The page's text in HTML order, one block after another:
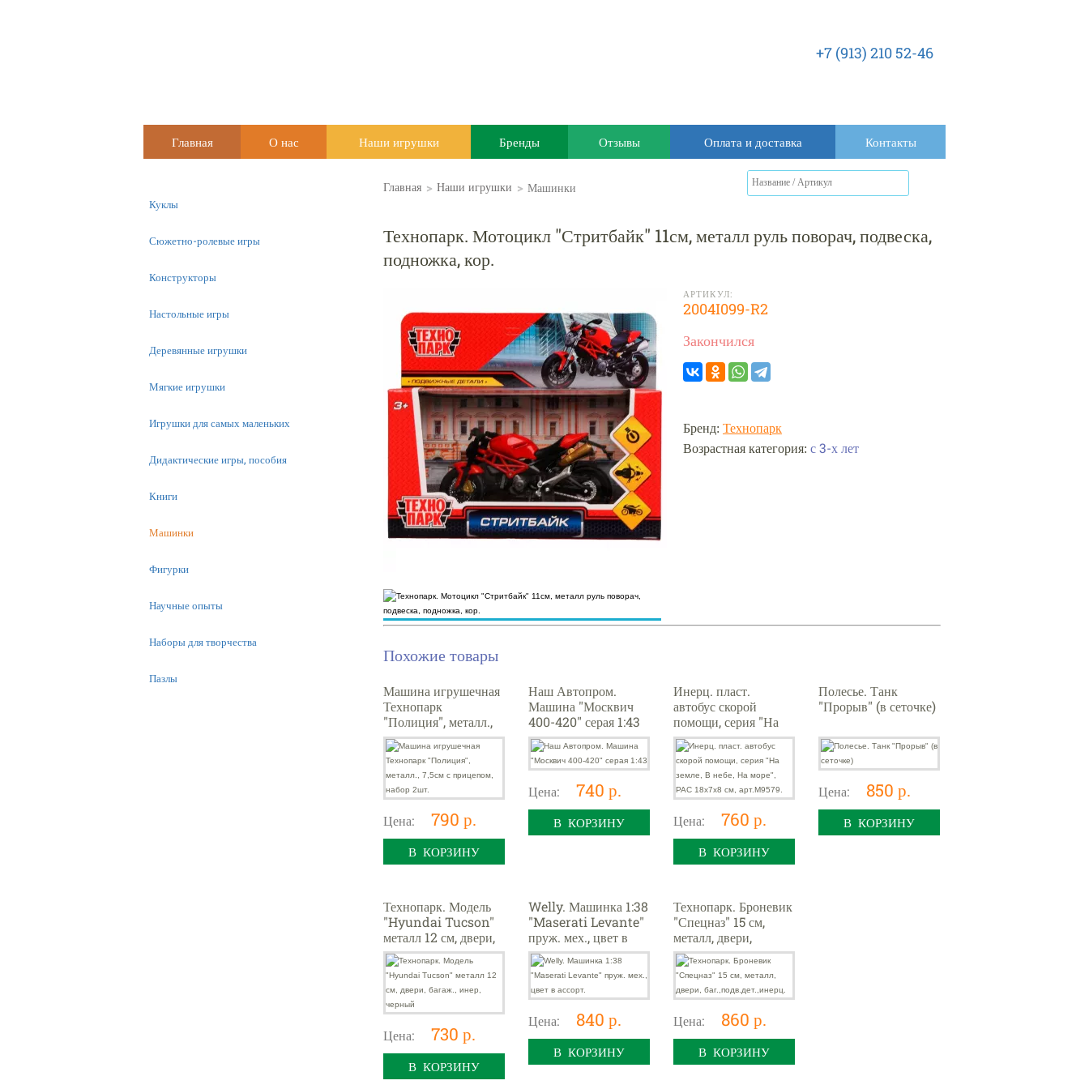
+7 (913) 210 52-46
Главная О нас Наши игрушки Бренды Отзывы Оплата и доставка Контакты
Главная > Наши игрушки > Машинки
Технопарк. Мотоцикл "Стритбайк" 11см, металл руль поворач, подвеска,
подножка, кор.
АРТИКУЛ:
2004I099-R2
Закончился
Бренд: Технопарк
Возрастная категория: с 3-х лет
Похожие товары
Машина игрушечная
Технопарк
"Полиция", металл.,
7,5см с прицепом,
набор 2шт.
Цена: 790 р.
В КОРЗИНУ
Наш Автопром.
Машина "Москвич
400-420" серая 1:43
Цена: 740 р.
В КОРЗИНУ
Инерц. пласт.
автобус скорой
помощи, серия "На
земле, В небе, На
море", РАС 18х7х8
см, арт.M9579.
Цена: 760 р.
В КОРЗИНУ
Полесье. Танк
"Прорыв" (в сеточке)
Цена: 850 р.
В КОРЗИНУ
Технопарк. Модель
"Hyundai Tucson"
металл 12 см, двери,
багаж., инер, черный
Цена: 730 р.
В КОРЗИНУ
Welly. Машинка 1:38
"Maserati Levante"
пруж. мех., цвет в
ассорт.
Цена: 840 р.
В КОРЗИНУ
Технопарк. Броневик
"Спецназ" 15 см,
металл, двери,
баг.,подв.дет.,инерц.
Цена: 860 р.
В КОРЗИНУ
Куклы
Сюжетно-ролевые игры
Конструкторы
Настольные игры
Деревянные игрушки
Мягкие игрушки
Игрушки для самых маленьких
Дидактические игры, пособия
Книги
Машинки
Фигурки
Научные опыты
Наборы для творчества
Пазлы